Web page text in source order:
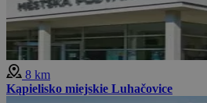
8 km
Kąpielisko miejskie Luhačovice